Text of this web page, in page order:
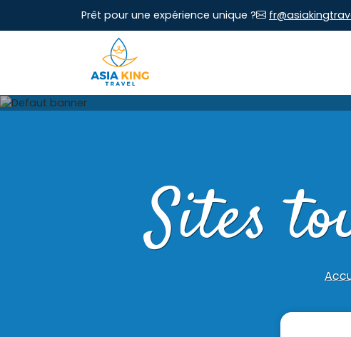
Prêt pour une expérience unique ?
Sites